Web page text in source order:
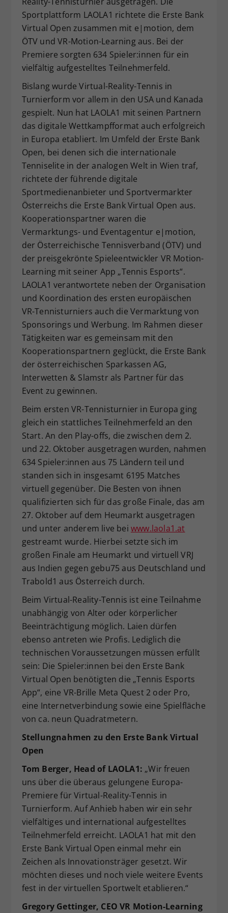
Sportplattform LAOLA1 richtete die Erste Bank
Virtual Open zusammen mit e|motion, dem
ÖTV und VR-Motion-Learning aus. Bei der
Premiere sorgten 634 Spieler:innen für ein
vielfältig aufgestelltes Teilnehmerfeld.
Bislang wurde Virtual-Reality-Tennis in
Turnierform vor allem in den USA und Kanada
gespielt. Nun hat LAOLA1 mit seinen Partnern
das digitale Wettkampfformat auch erfolgreich
in Europa etabliert. Im Umfeld der Erste Bank
Open, bei denen sich die internationale
Tenniselite in der analogen Welt in Wien traf,
richtete der führende digitale
Sportmedienanbieter und Sportvermarkter
Österreichs die Erste Bank Virtual Open aus.
Kooperationspartner waren die
Vermarktungs- und Eventagentur e|motion,
der Österreichische Tennisverband (ÖTV) und
der preisgekrönte Spieleentwickler VR Motion-
Learning mit seiner App „Tennis Esports“.
LAOLA1 verantwortete neben der Organisation
und Koordination des ersten europäischen
VR-Tennisturniers auch die Vermarktung von
Sponsorings und Werbung. Im Rahmen dieser
Tätigkeiten war es gemeinsam mit den
Kooperationspartnern geglückt, die Erste Bank
der österreichischen Sparkassen AG,
Interwetten & Slamstr als Partner für das
Event zu gewinnen.
Beim ersten VR-Tennisturnier in Europa ging
gleich ein stattliches Teilnehmerfeld an den
Start. An den Play-offs, die zwischen dem 2.
und 22. Oktober ausgetragen wurden, nahmen
634 Spieler:innen aus 75 Ländern teil und
standen sich in insgesamt 6195 Matches
virtuell gegenüber. Die Besten von ihnen
qualifizierten sich für das große Finale, das am
27. Oktober auf dem Heumarkt ausgetragen
und unter anderem live bei www.laola1.at
gestreamt wurde. Hierbei setzte sich im
großen Finale am Heumarkt und virtuell VRJ
aus Indien gegen gebu75 aus Deutschland und
Trabold1 aus Österreich durch.
Beim Virtual-Reality-Tennis ist eine Teilnahme
unabhängig von Alter oder körperlicher
Beeinträchtigung möglich. Laien dürfen
ebenso antreten wie Profis. Lediglich die
technischen Voraussetzungen müssen erfüllt
sein: Die Spieler:innen bei den Erste Bank
Virtual Open benötigten die „Tennis Esports
App“, eine VR-Brille Meta Quest 2 oder Pro,
eine Internetverbindung sowie eine Spielfläche
von ca. neun Quadratmetern.
Stellungnahmen zu den Erste Bank Virtual
Open
Tom Berger, Head of LAOLA1: „Wir freuen
uns über die überaus gelungene Europa-
Premiere für Virtual-Reality-Tennis in
Turnierform. Auf Anhieb haben wir ein sehr
vielfältiges und international aufgestelltes
Teilnehmerfeld erreicht. LAOLA1 hat mit den
Erste Bank Virtual Open einmal mehr ein
Zeichen als Innovationsträger gesetzt. Wir
möchten dieses und noch viele weitere Events
fest in der virtuellen Sportwelt etablieren.“
Gregory Gettinger, CEO VR Motion-Learning
Zweck
Dieser Wert speichert Ihre Consent-
Einstellungen. Unter anderem eine
zufällig generierte ID, für die
historische Speicherung Ihrer
vorgenommen Einstellungen, falls der
Webseiten-Betreiber dies eingestellt